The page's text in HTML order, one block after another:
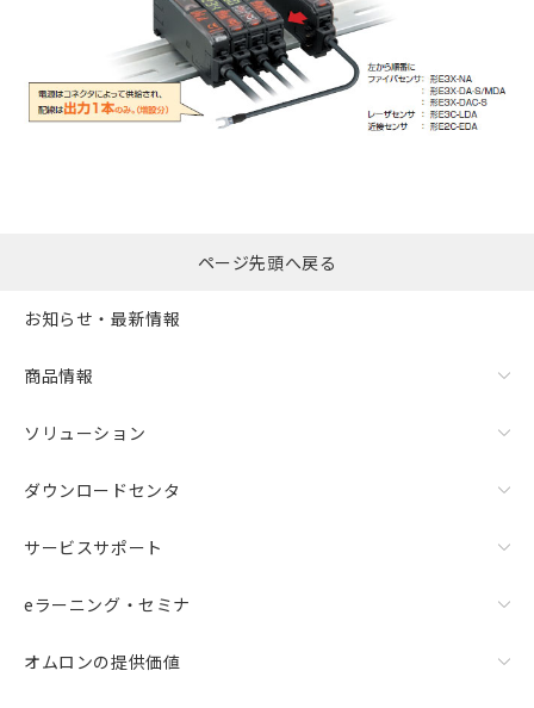
ページ先頭へ戻る
お知らせ・最新情報
商品情報
ソリューション
ダウンロードセンタ
サービスサポート
eラーニング・セミナ
オムロンの提供価値